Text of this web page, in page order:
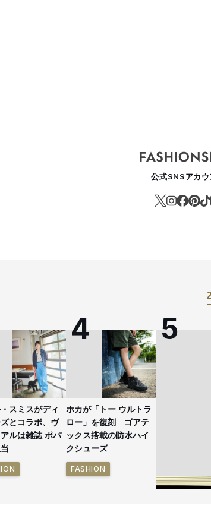
公式SNSアカウ
スミスがディ
とコラボ、ヴ
ルは雑誌 ポパ
ホカが「トー ウルトラ
ロー」を復刻 ゴアテ
ックス搭載の防水ハイ
クシューズ
FASHION